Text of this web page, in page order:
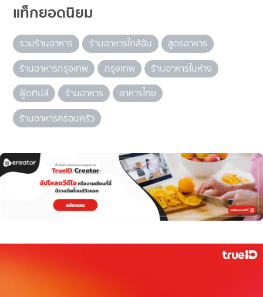
แท็กยอดนิยม
รวมร้านอาหาร ร้านอาหารใกล้ฉัน
สูตรอาหาร
ร้านอาหารกรุงเทพ
กรุงเทพ
ร้านอาหารในห้าง
ฟู้ดทิปส์
ร้านอาหาร
อาหารไทย
ร้านอาหารครอบครัว